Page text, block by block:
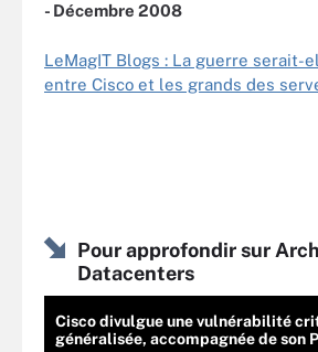
- Décembre 2008
LeMagIT Blogs : La guerre serait-
entre Cisco et les grands des
Pour approfondir sur
Datacenters
Cisco divulgue une vulnérabilité
généralisée, accompagnée de son